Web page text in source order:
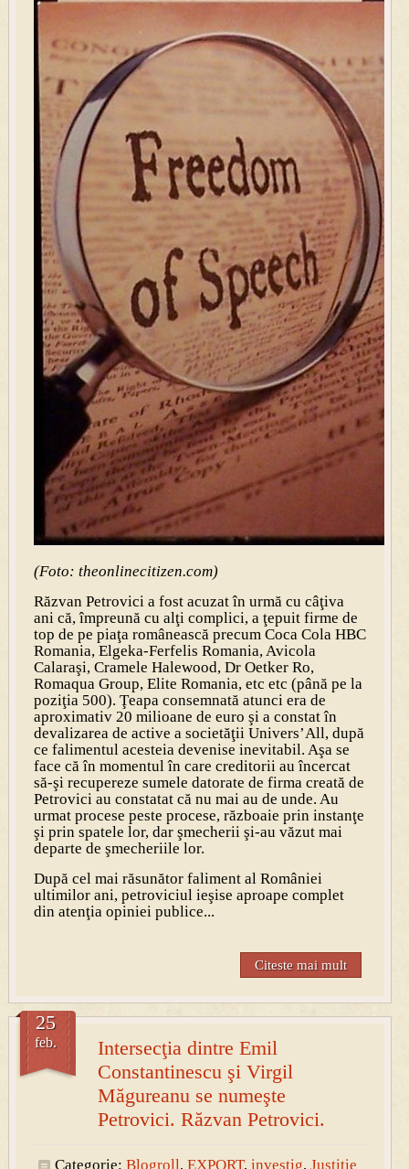
(Foto: theonlinecitizen.com)
Răzvan Petrovici a fost acuzat în urmă cu câţiva
ani că, împreună cu alţi complici, a ţepuit firme de
top de pe piaţa românească precum Coca Cola HBC
Romania, Elgeka-Ferfelis Romania, Avicola
Calaraşi, Cramele Halewood, Dr Oetker Ro,
Romaqua Group, Elite Romania, etc etc (până pe la
poziţia 500). Ţeapa consemnată atunci era de
aproximativ 20 milioane de euro şi a constat în
devalizarea de active a societăţii Univers’All, după
ce falimentul acesteia devenise inevitabil. Aşa se
face că în momentul în care creditorii au încercat
să-şi recupereze sumele datorate de firma creată de
Petrovici au constatat că nu mai au de unde. Au
urmat procese peste procese, războaie prin instanţe
şi prin spatele lor, dar şmecherii şi-au văzut mai
departe de şmecheriile lor.
După cel mai răsunător faliment al României
ultimilor ani, petroviciul ieşise aproape complet
din atenţia opiniei publice...
Citeste mai mult
Intersecţia dintre Emil
Constantinescu şi Virgil
Măgureanu se numeşte
Petrovici. Răzvan Petrovici.
25
feb.
Categorie: Blogroll , EXPORT, investig, Justitie